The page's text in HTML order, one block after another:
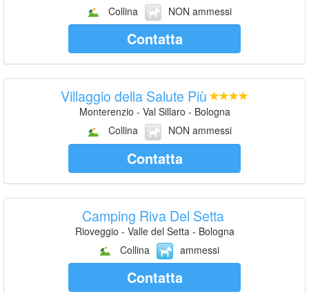
Collina
NON ammessi
Contatta
Villaggio della Salute Più
Monterenzio - Val Sillaro - Bologna
Collina
NON ammessi
Contatta
Camping Riva Del Setta
Rioveggio - Valle del Setta - Bologna
Collina
ammessi
Contatta